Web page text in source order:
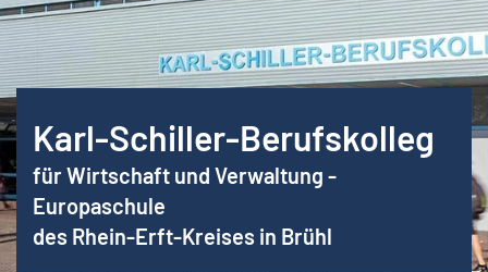
Karl-Schiller-Berufskolleg
für Wirtschaft und Verwaltung -
Europaschule
des Rhein-Erft-Kreises in Brühl